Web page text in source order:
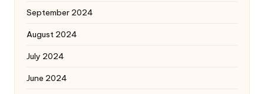
September 2024
August 2024
July 2024
June 2024